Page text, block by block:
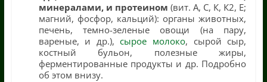
минералами, и протеином (вит. А, С, К, К2, Е;
магний, фосфор, кальций): органы животных,
печень, темно-зеленые овощи (на пару,
вареные, и др.),сырое молоко, сырой сыр,
костный бульон, полезные жиры,
ферментированные продукты и др. Подробно
об этом внизу.